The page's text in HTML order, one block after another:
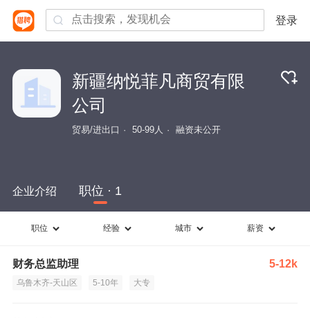
登录
新疆纳悦菲凡商贸有限
公司
贸易/进出口 50-99人 融资未公开
企业介绍 职位 · 1
职位 经验 城市 薪资
财务总监助理 5-12k
乌鲁木齐-天山区 5-10年 大专